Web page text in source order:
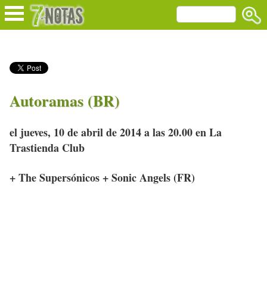
Autoramas (BR)
el jueves, 10 de abril de 2014 a las 20.00 en La
Trastienda Club
+ The Supersónicos + Sonic Angels (FR)